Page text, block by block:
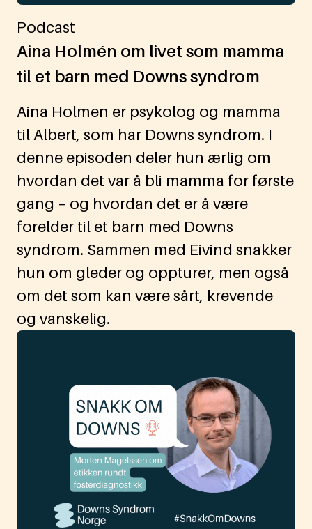
Podcast
Aina Holmén om livet som mamma
til et barn med Downs syndrom
Aina Holmen er psykolog og mamma
til Albert, som har Downs syndrom. I
denne episoden deler hun ærlig om
hvordan det var å bli mamma for første
gang – og hvordan det er å være
forelder til et barn med Downs
syndrom. Sammen med Eivind snakker
hun om gleder og oppturer, men også
om det som kan være sårt, krevende
og vanskelig.